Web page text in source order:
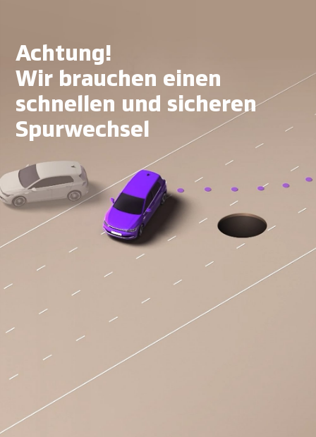
Achtung!
Wir brauchen einen
schnellen und sicheren
Spurwechsel